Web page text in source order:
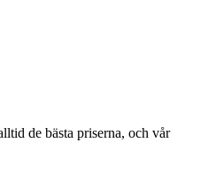
de bästa priserna, och vår